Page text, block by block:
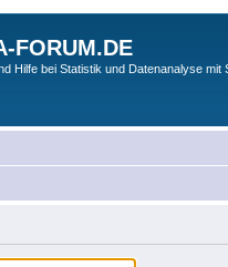
FORUM.DE
Hilfe bei Statistik und Datenanalyse mit